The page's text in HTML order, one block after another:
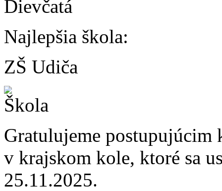
Najlepšia škola:
ZŠ Udiča
Gratulujeme postupujúcim
v krajskom kole, ktoré sa
25.11.2025.